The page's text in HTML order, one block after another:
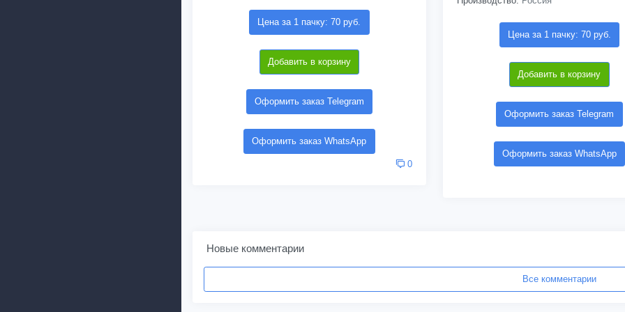
Цена за 1 пачку: 70 руб.
Добавить в корзину
Оформить заказ Telegram
Оформить заказ WhatsApp
0
Цена за 1 пачку: 70 руб.
Добавить в корзину
Оформить заказ Telegram
Оформить заказ WhatsApp
Новые комментарии
Все комментарии